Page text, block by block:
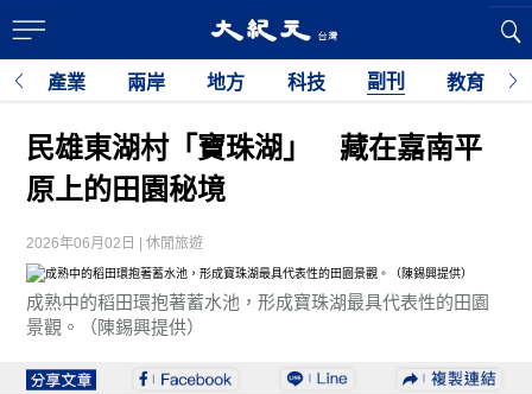
產業 兩岸 地方 科技 副刊 教育
民雄東湖村「寶珠湖」 藏在嘉南平
原上的田園秘境
2026年06月02日 | 休閒旅遊
成熟中的稻田環抱著蓄水池，形成寶珠湖最具代表性的田園
景觀。（陳錫興提供）